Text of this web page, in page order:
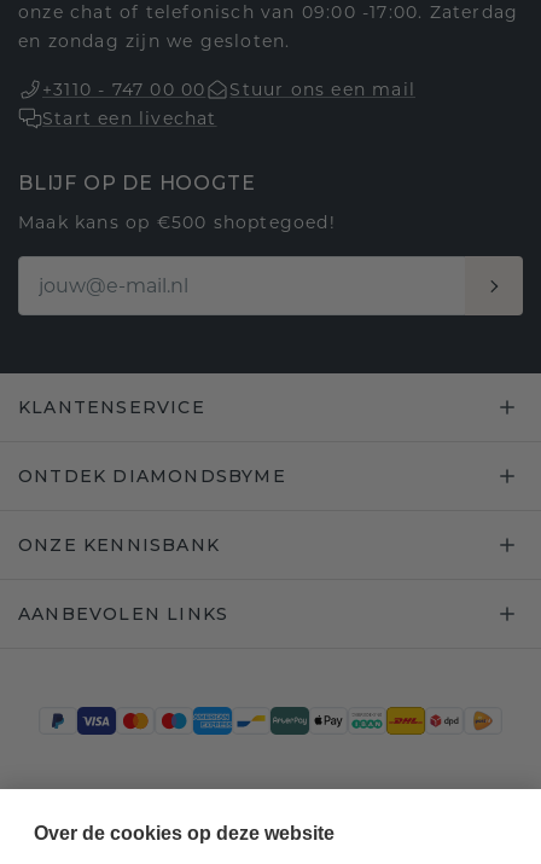
onze chat of telefonisch van 09:00 -17:00. Zaterdag
en zondag zijn we gesloten.
+3110 - 747 00 00
Stuur ons een mail
Start een livechat
BLIJF OP DE HOOGTE
Maak kans op €500 shoptegoed!
KLANTENSERVICE
ONTDEK DIAMONDSBYME
ONZE KENNISBANK
AANBEVOLEN LINKS
Over de cookies op deze website